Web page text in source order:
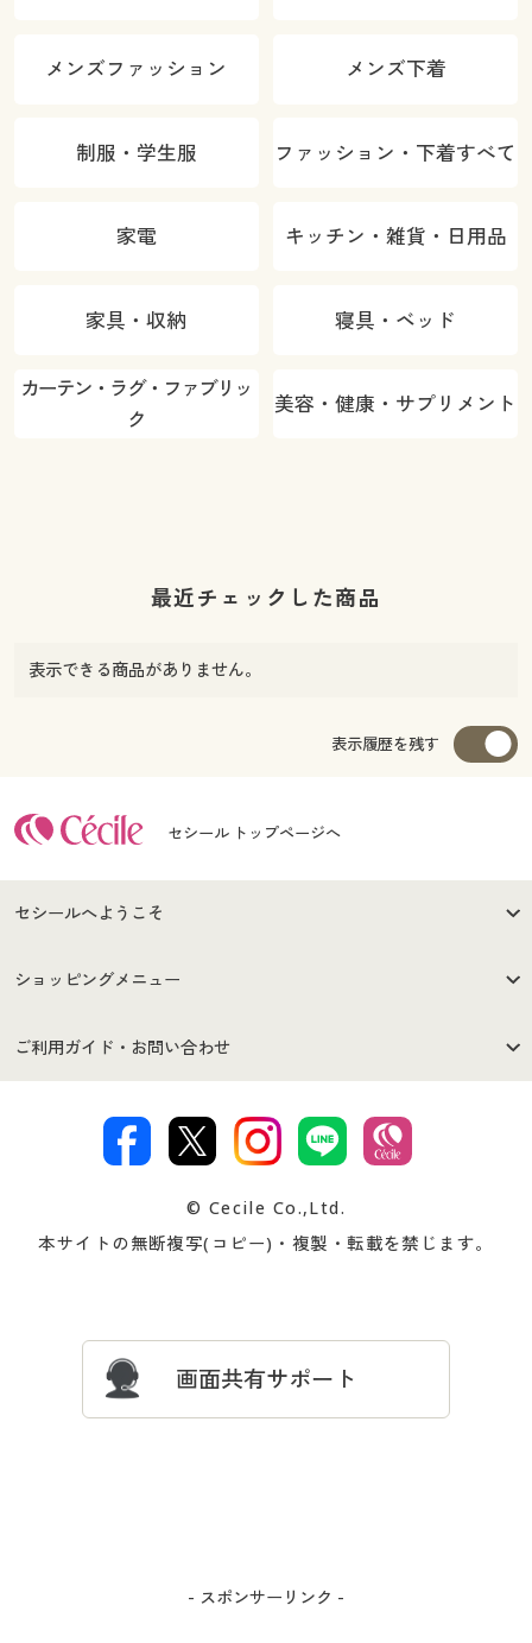
メンズファッション メンズ下着
制服・学生服 ファッション・下着すべて
家電 キッチン・雑貨・日用品
家具・収納 寝具・ベッド
カーテン・ラグ・ファブリッ
ク
美容・健康・サプリメント
最近チェックした商品
表示できる商品がありません。
表示履歴を残す
セシール トップページへ
セシールへようこそ
はじめての方へ
セシールご利用規約
著作権・商標について 会社案内
ショッピングメニュー
商品カテゴリ
プレゼント＆キャンペーン サイトマップ
ご利用ガイド・お問い合わせ
交換・返品は お支払は
ついて
忘れの場合
© Cecile Co.,Ltd.
本サイトの無断複写(コピー)・複製・転載を禁じます。
画面共有サポート
- スポンサーリンク -